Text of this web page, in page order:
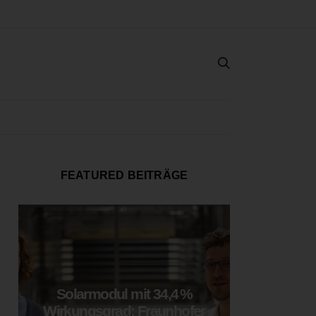
FEATURED BEITRÄGE
Solarmodul mit 34,4 %
Wirkungsgrad: Fraunhofer